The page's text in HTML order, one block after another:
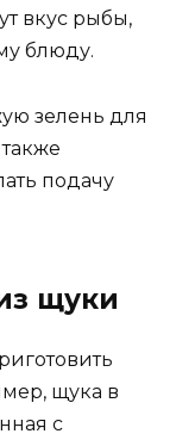
вкус рыбы,
блюду.
зелень для
подачу
щуки
щука в
с